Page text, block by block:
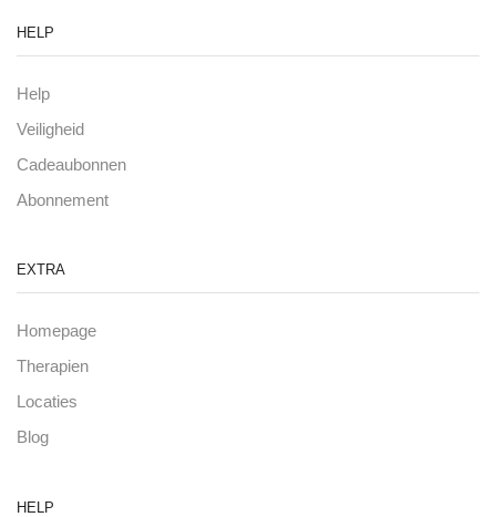
HELP
Help
Veiligheid
Cadeaubonnen
Abonnement
EXTRA
Homepage
Therapien
Locaties
Blog
HELP